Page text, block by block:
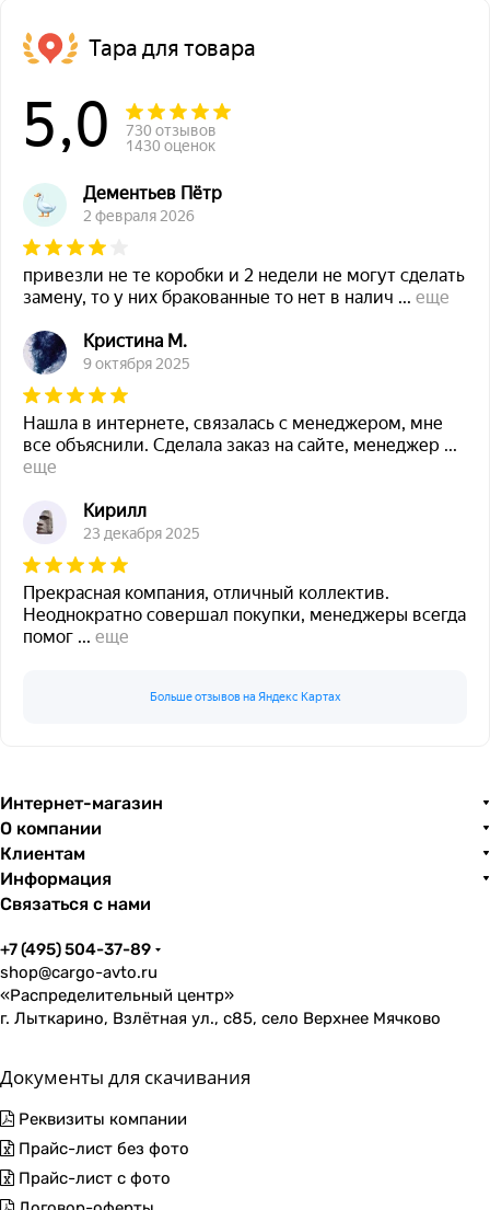
Тара для товара
5,0
730 отзывов
1430 оценок
Дементьев Пётр
2 февраля 2026
привезли не те коробки и 2 недели не могут сделать
замену, то у них бракованные то нет в налич ... еще
Кристина М.
9 октября 2025
Нашла в интернете, связалась с менеджером, мне
все объяснили. Сделала заказ на сайте, менеджер ...
еще
Кирилл
23 декабря 2025
Прекрасная компания, отличный коллектив.
Неоднократно совершал покупки, менеджеры всегда
помог ... еще
Больше отзывов на Яндекс Картах
Интернет-магазин
О компании
Клиентам
Информация
Связаться с нами
+7 (495) 504-37-89
shop@cargo-avto.ru
«Распределительный центр»
г. Лыткарино, Взлётная ул., с85, село Верхнее Мячково
Документы для скачивания
Реквизиты компании
Прайс-лист без фото
Прайс-лист с фото